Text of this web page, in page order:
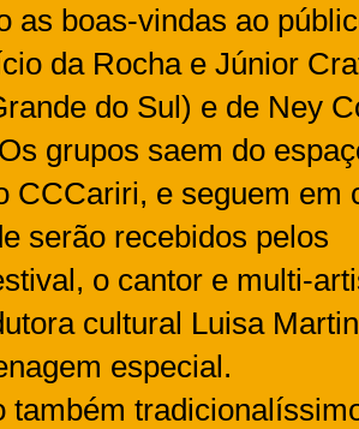
as boas-vindas ao
da Rocha e Júnior
do Sul) e de Ney
grupos saem do
CCCariri, e seguem em
serão recebidos pelos
o cantor e multi-
cultural Luisa
especial.
também